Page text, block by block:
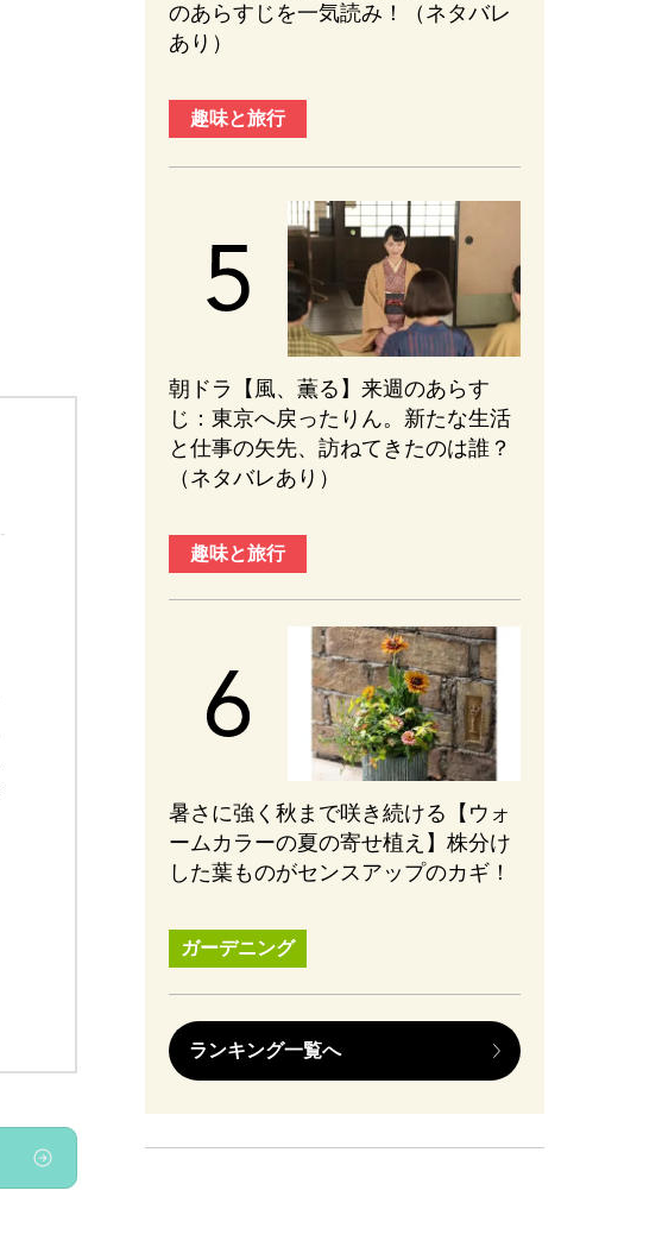
のあらすじを一気読み！（ネタバレ
あり）
趣味と旅行
朝ドラ【風、薫る】来週のあらす
じ：東京へ戻ったりん。新たな生活
と仕事の矢先、訪ねてきたのは誰？
（ネタバレあり）
趣味と旅行
暑さに強く秋まで咲き続ける【ウォ
ームカラーの夏の寄せ植え】株分け
した葉ものがセンスアップのカギ！
ガーデニング
ランキング一覧へ